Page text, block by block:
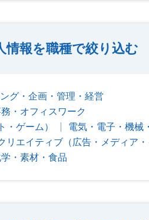
情報を職種で絞り込む
グ・企画・管理・経営
・オフィスワーク
ゲーム）
電気・電子・機械
リエイティブ（広告・メディア
・素材・食品